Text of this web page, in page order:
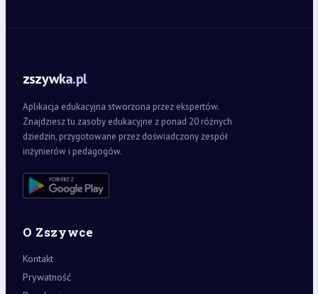
zszywka.pl
Aplikacja edukacyjna stworzona przez ekspertów.
Znajdziesz tu zasoby edukacyjne z ponad 20 różnych
dziedzin, przygotowane przez doświadczony zespół
inżynierów i pedagogów.
O Zszywce
Kontakt
Prywatność